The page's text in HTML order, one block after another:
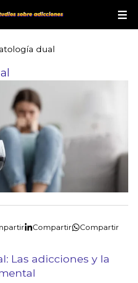
dual
Compartir Compartir
Las adicciones y la